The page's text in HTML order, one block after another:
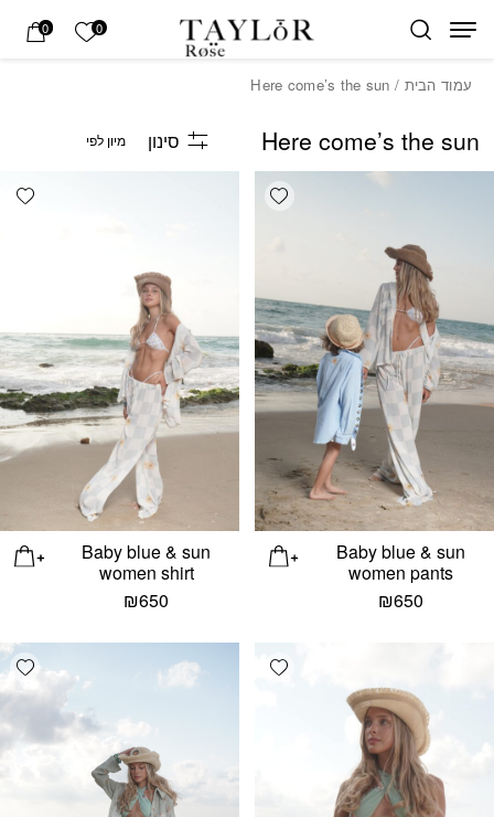
Skip to Content
0 הרשימה
0
עמוד הבית / Here come’s the sun
Here come’s the sun סינון
Add wishlist
Baby blue & sun
women pants
₪650
Baby blue & sun
women shirt
₪650
Add wishlist
בחזרה למעלה